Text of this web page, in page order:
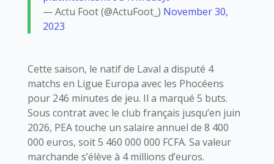
— Actu Foot (@ActuFoot_) November 30,
2023
Cette saison, le natif de Laval a disputé 4
matchs en Ligue Europa avec les Phocéens
pour 246 minutes de jeu. Il a marqué 5 buts.
Sous contrat avec le club français jusqu’en juin
2026, PEA touche un salaire annuel de 8 400
000 euros, soit 5 460 000 000 FCFA. Sa valeur
marchande s’élève à 4 millions d’euros.